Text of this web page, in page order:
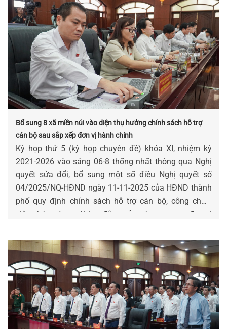
Bổ sung 8 xã miền núi vào diện thụ hưởng chính sách hỗ trợ
cán bộ sau sắp xếp đơn vị hành chính
Kỳ họp thứ 5 (kỳ họp chuyên đề) khóa XI, nhiệm kỳ
2021-2026 vào sáng 06-8 thống nhất thông qua Nghị
quyết sửa đổi, bổ sung một số điều Nghị quyết số
04/2025/NQ-HĐND ngày 11-11-2025 của HĐND thành
phố quy định chính sách hỗ trợ cán bộ, công chức,
viên chức và người lao động của các cơ quan, đơn vị